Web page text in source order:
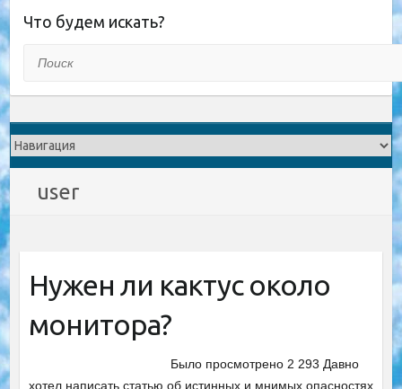
Что будем искать?
user
Нужен ли кактус около
монитора?
Было просмотрено 2 293 Давно
хотел написать статью об истинных и мнимых опасностях